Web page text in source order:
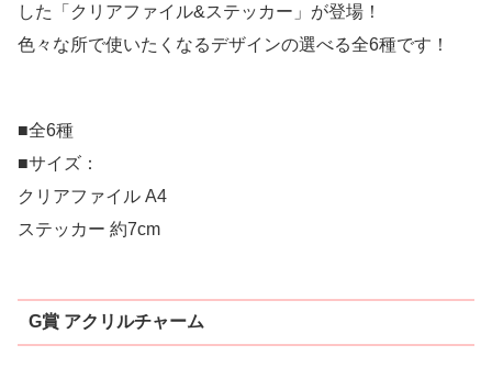
した「クリアファイル&ステッカー」が登場！
色々な所で使いたくなるデザインの選べる全6種です！
■全6種
■サイズ：
クリアファイル A4
ステッカー 約7cm
G賞 アクリルチャーム